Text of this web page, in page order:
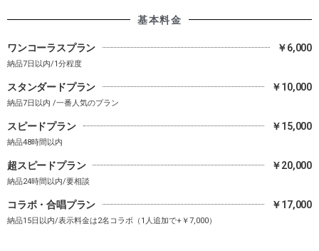
基本料金
ワンコーラスプラン ￥6,000
納品7日以内/1分程度
スタンダードプラン ￥10,000
納品7日以内 /一番人気のプラン
スピードプラン ￥15,000
納品48時間以内
超スピードプラン ￥20,000
納品24時間以内/要相談
コラボ・合唱プラン ￥17,000
納品15日以内/表示料金は2名コラボ（1人追加で+￥7,000）